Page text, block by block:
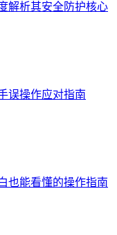
解析其安全防护核心
误操作应对指南
也能看懂的操作指南